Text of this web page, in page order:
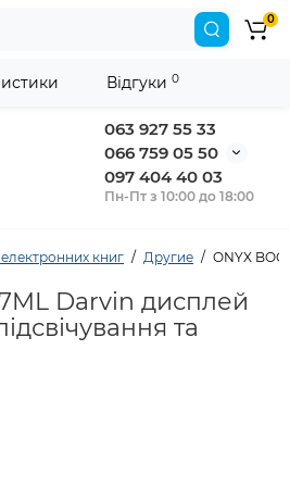
063 927 55 33
066 759 05 50
097 404 40 03
Пн-Пт з 10:00 до 18:00
0
книг Другие ONYX
Darvin дисплей
та
Відгуки 0